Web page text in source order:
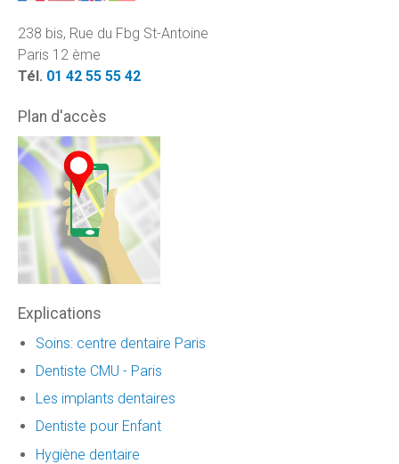
238 bis, Rue du Fbg St-Antoine
Paris 12 ème
Tél. 01 42 55 55 42
Plan d'accès
Explications
Soins: centre dentaire Paris
Dentiste CMU - Paris
Les implants dentaires
Dentiste pour Enfant
Hygiène dentaire